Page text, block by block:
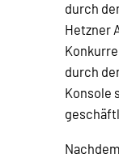
durch
Hetzner
durch
Konsole